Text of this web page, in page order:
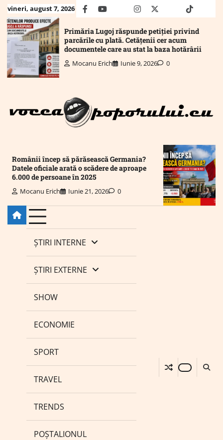
Skip
to
content
vineri, august 7, 2026 facebookyoutubeMailinstagram
twitter truthtiktok
Primăria Lugoj răspunde petiției privind
parcările cu plată. Cetățenii cer acum
documentele care au stat la baza hotărârii
Mocanu Erich Iunie 9, 2026 0
Românii încep să părăsească Germania?
Datele oficiale arată o scădere de aproape
6.000 de persoane în 2025
Mocanu Erich Iunie 21, 2026 0
ȘTIRI INTERNE
ȘTIRI EXTERNE
SHOW
ECONOMIE
SPORT
TRAVEL
TRENDS
POȘTALIONUL